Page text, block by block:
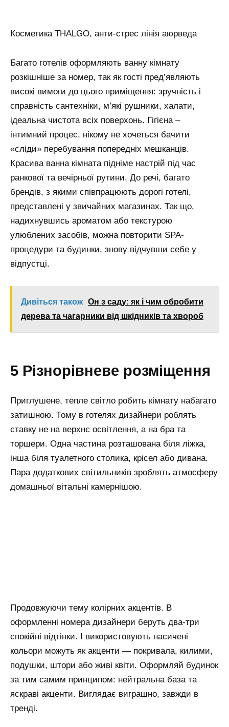
Косметика THALGO, анти-стрес лінія аюрведа
Багато готелів оформляють ванну кімнату
розкішніше за номер, так як гості пред’являють
високі вимоги до цього приміщення: зручність і
справність сантехніки, м’які рушники, халати,
ідеальна чистота всіх поверхонь. Гігієна –
інтимний процес, нікому не хочеться бачити
«сліди» перебування попередніх мешканців.
Красива ванна кімната підніме настрій під час
ранкової та вечірньої рутини. До речі, багато
брендів, з якими співпрацюють дорогі готелі,
представлені у звичайних магазинах. Так що,
надихнувшись ароматом або текстурою
улюблених засобів, можна повторити SPA-
процедури та будинки, знову відчувши себе у
відпустці.
Дивіться також Он з саду: як і чим обробити
дерева та чагарники від шкідників та хвороб
5 Різнорівневе розміщення
Приглушене, тепле світло робить кімнату набагато
затишною. Тому в готелях дизайнери роблять
ставку не на верхнє освітлення, а на бра та
торшери. Одна частина розташована біля ліжка,
інша біля туалетного столика, крісел або дивана.
Пара додаткових світильників зроблять атмосферу
домашньої вітальні камернішою.
Продовжуючи тему колірних акцентів. В
оформленні номера дизайнери беруть два-три
спокійні відтінки. І використовують насичені
кольори можуть як акценти — покривала, килими,
подушки, штори або живі квіти. Оформляй будинок
за тим самим принципом: нейтральна база та
яскраві акценти. Виглядає виграшно, завжди в
тренді.